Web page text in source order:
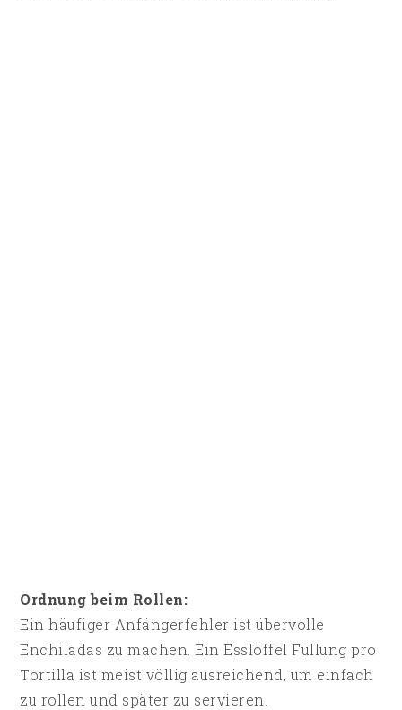
Ordnung beim Rollen:
Ein häufiger Anfängerfehler ist übervolle
Enchiladas zu machen. Ein Esslöffel Füllung pro
Tortilla ist meist völlig ausreichend, um einfach
zu rollen und später zu servieren.